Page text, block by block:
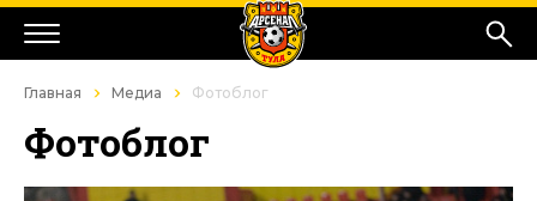
Главная Медиа Фотоблог
Фотоблог